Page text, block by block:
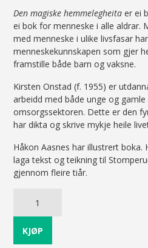
Den magiske hemmelegheita er ei
ei bok for menneske i alle aldrar.
med menneske i ulike livsfasar
menneskekunnskapen som gjer
framstille både barn og vaksne.
Kirsten Onstad (f. 1955) er
arbeidd med både unge og
omsorgssektoren. Dette er den
har dikta og skrive mykje heile
Håkon Aasnes har illustrert
laga tekst og teikning til
gjennom fleire tiår.
magiske
KJØP